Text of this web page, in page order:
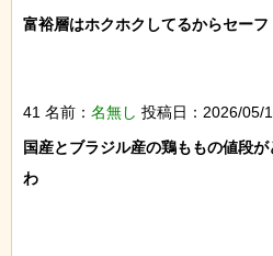
富裕層はホクホクしてるからセーフ
41 名前： 名無し 投稿日：2026/05/
国産とブラジル産の鶏ももの値段
わ